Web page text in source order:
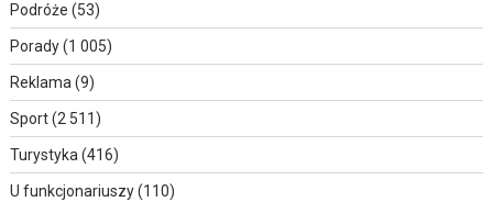
Podróże (53)
Porady(1 005)
Reklama (9)
Sport(2 511)
Turystyka (416)
U funkcjonariuszy(110)